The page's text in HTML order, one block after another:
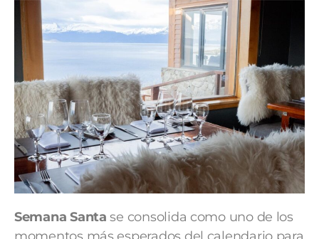
Semana Santa se consolida como uno de los